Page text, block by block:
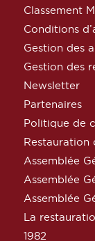
Classement
Conditions
Gestion des
Gestion des
Newsletter
Partenaires
Politique de
Restauration
Assemblée
Assemblée
Assemblée
La
1982